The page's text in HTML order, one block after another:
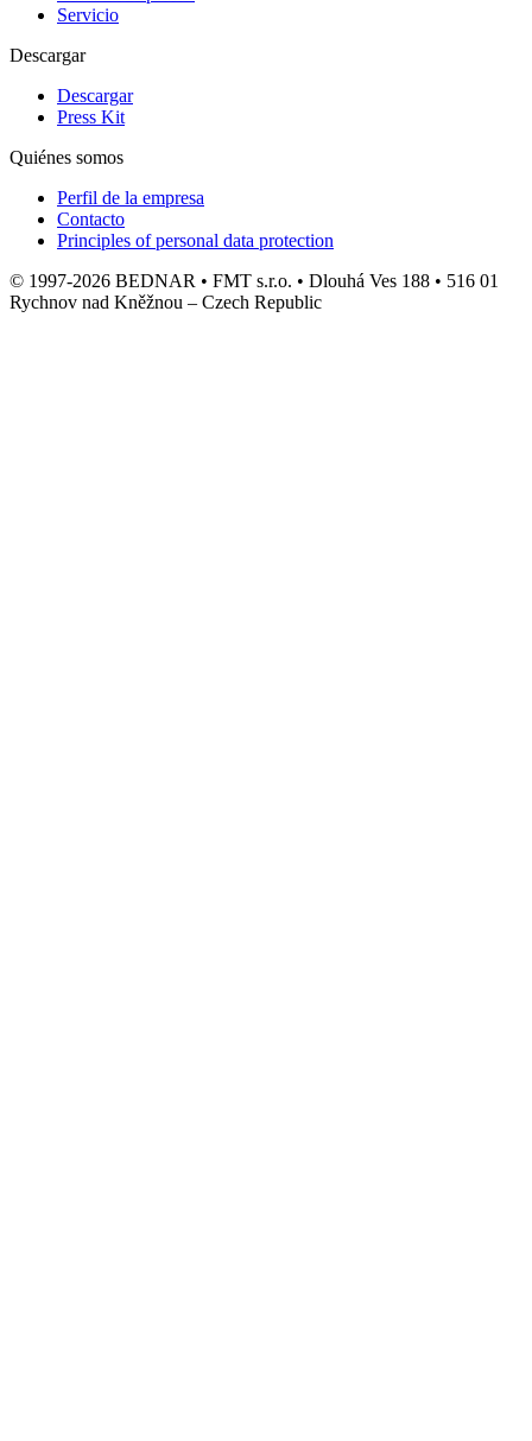
Servicio
Descargar
Descargar
Press Kit
Quiénes somos
Perfil de la empresa
Contacto
Principles of personal data protection
© 1997-2026 BEDNAR • FMT s.r.o. • Dlouhá Ves 188 • 516 01
Rychnov nad Kněžnou – Czech Republic